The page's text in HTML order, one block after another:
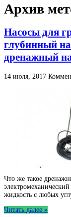
Архив
Насосы для
глубинный
дренажный
14 июля, 2017
Что же такое
жидкость с любых
Читать далее »